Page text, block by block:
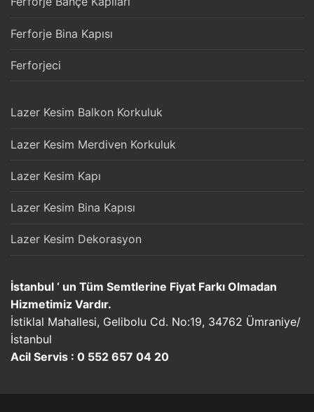
Ferforje Bina Kapısı
Ferforjeci
Lazer Kesim Balkon Korkuluk
Lazer Kesim Merdiven Korkuluk
Lazer Kesim Kapı
Lazer Kesim Bina Kapısı
Lazer Kesim Dekorasyon
İstanbul ‘ un Tüm Semtlerine Fiyat Farkı Olmadan
Hizmetimiz Vardır.
İstiklal Mahallesi, Gelibolu Cd. No:19, 34762 Ümraniye/
İstanbul
Acil Servis : 0 552 657 04 20